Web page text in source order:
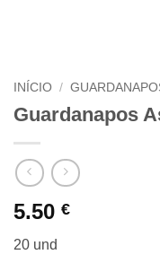
INÍCIO /
Guardanapos
5.50 €
20 und